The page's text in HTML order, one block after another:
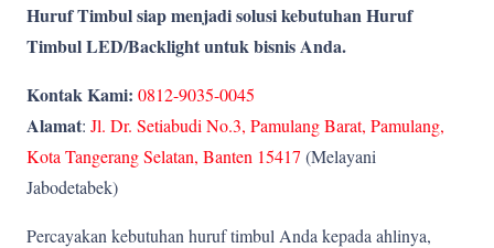
Huruf Timbul siap menjadi solusi kebutuhan Huruf
Timbul LED/Backlight untuk bisnis Anda.
Kontak Kami: 0812-9035-0045
Alamat: Jl. Dr. Setiabudi No.3, Pamulang Barat, Pamulang,
Kota Tangerang Selatan, Banten 15417 (Melayani
Jabodetabek)
Percayakan kebutuhan huruf timbul Anda kepada ahlinya,